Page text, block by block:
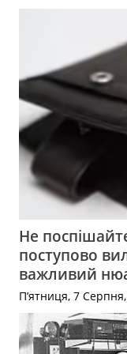
Не
поступово
важливий
П’ятниця, 7